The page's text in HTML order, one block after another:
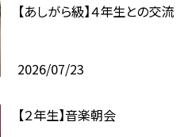
【あしがら級】４年生との交流
2026/07/23
【２年生】音楽朝会